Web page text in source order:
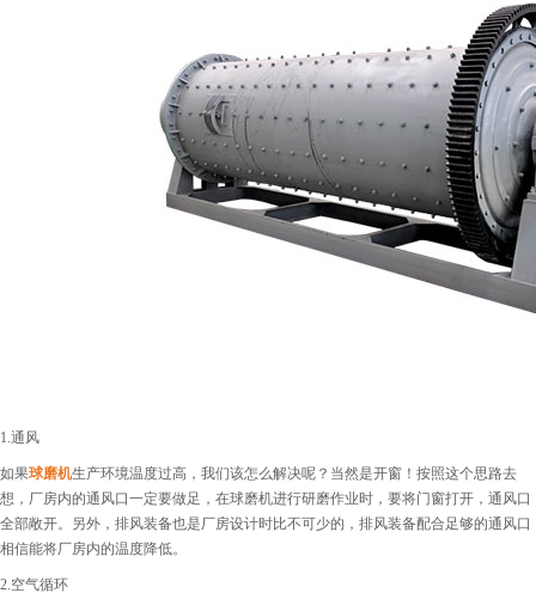
1.通风
如果球磨机生产环境温度过高，我们该怎么解决呢？当然是开窗！按照这个思路去
想，厂房内的通风口一定要做足，在球磨机进行研磨作业时，要将门窗打开，通风口
全部敞开。另外，排风装备也是厂房设计时比不可少的，排风装备配合足够的通风口
相信能将厂房内的温度降低。
2.空气循环